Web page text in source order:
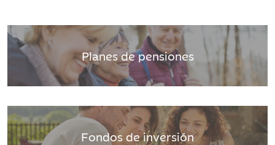
Planes de pensiones
Fondos de inversión